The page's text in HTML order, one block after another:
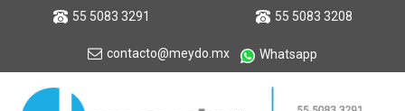
55 5083 3291 55 5083 3208
contacto@meydo.mx Whatsapp